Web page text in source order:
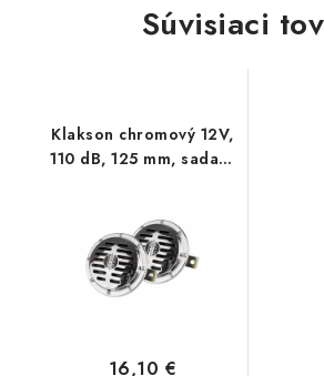
Súvisiaci
Klakson chromový 12V,
110 dB, 125 mm, sada 2
16,10 €